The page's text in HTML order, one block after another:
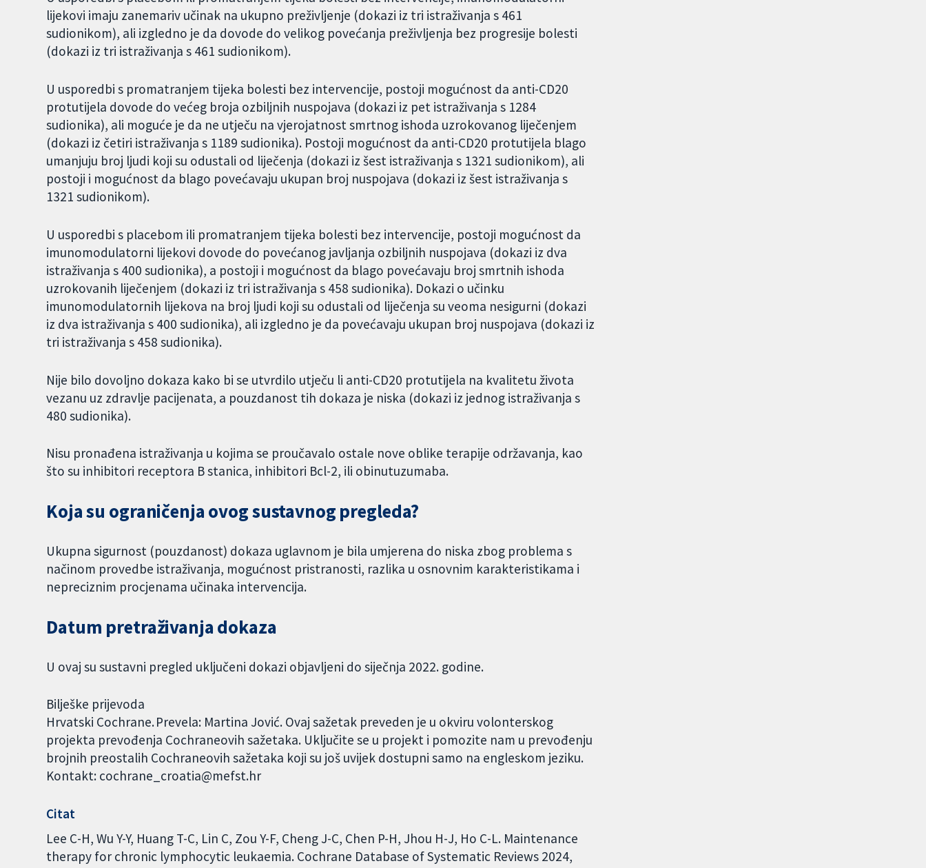
lijekovi imaju zanemariv učinak na ukupno preživljenje (dokazi iz tri istraživanja s 461
sudionikom), ali izgledno je da dovode do velikog povećanja preživljenja bez progresije bolesti
(dokazi iz tri istraživanja s 461 sudionikom).
U usporedbi s promatranjem tijeka bolesti bez intervencije, postoji mogućnost da anti-CD20
protutijela dovode do većeg broja ozbiljnih nuspojava (dokazi iz pet istraživanja s 1284
sudionika), ali moguće je da ne utječu na vjerojatnost smrtnog ishoda uzrokovanog liječenjem
(dokazi iz četiri istraživanja s 1189 sudionika). Postoji mogućnost da anti-CD20 protutijela blago
umanjuju broj ljudi koji su odustali od liječenja (dokazi iz šest istraživanja s 1321 sudionikom), ali
postoji i mogućnost da blago povećavaju ukupan broj nuspojava (dokazi iz šest istraživanja s
1321 sudionikom).
U usporedbi s placebom ili promatranjem tijeka bolesti bez intervencije, postoji mogućnost da
imunomodulatorni lijekovi dovode do povećanog javljanja ozbiljnih nuspojava (dokazi iz dva
istraživanja s 400 sudionika), a postoji i mogućnost da blago povećavaju broj smrtnih ishoda
uzrokovanih liječenjem (dokazi iz tri istraživanja s 458 sudionika). Dokazi o učinku
imunomodulatornih lijekova na broj ljudi koji su odustali od liječenja su veoma nesigurni (dokazi
iz dva istraživanja s 400 sudionika), ali izgledno je da povećavaju ukupan broj nuspojava (dokazi iz
tri istraživanja s 458 sudionika).
Nije bilo dovoljno dokaza kako bi se utvrdilo utječu li anti-CD20 protutijela na kvalitetu života
vezanu uz zdravlje pacijenata, a pouzdanost tih dokaza je niska (dokazi iz jednog istraživanja s
480 sudionika).
Nisu pronađena istraživanja u kojima se proučavalo ostale nove oblike terapije održavanja, kao
što su inhibitori receptora B stanica, inhibitori Bcl-2, ili obinutuzumaba.
Koja su ograničenja ovog sustavnog pregleda?
Ukupna sigurnost (pouzdanost) dokaza uglavnom je bila umjerena do niska zbog problema s
načinom provedbe istraživanja, mogućnost pristranosti, razlika u osnovnim karakteristikama i
nepreciznim procjenama učinaka intervencija.
Datum pretraživanja dokaza
U ovaj su sustavni pregled uključeni dokazi objavljeni do siječnja 2022. godine.
Bilješke prijevoda
Hrvatski Cochrane. Prevela: Martina Jović. Ovaj sažetak preveden je u okviru volonterskog
projekta prevođenja Cochraneovih sažetaka. Uključite se u projekt i pomozite nam u prevođenju
brojnih preostalih Cochraneovih sažetaka koji su još uvijek dostupni samo na engleskom jeziku.
Kontakt: cochrane_croatia@mefst.hr
Citat
Lee C-H, Wu Y-Y, Huang T-C, Lin C, Zou Y-F, Cheng J-C, Chen P-H, Jhou H-J, Ho C-L. Maintenance
therapy for chronic lymphocytic leukaemia. Cochrane Database of Systematic Reviews 2024,